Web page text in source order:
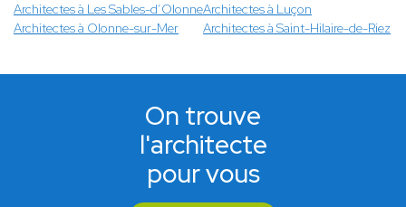
Architectes à Les Sables-d’OlonneArchitectes à Luçon
Architectes à Olonne-sur-Mer
Architectes à Saint-Hilaire-de-Riez
On trouve
l'architecte
pour vous